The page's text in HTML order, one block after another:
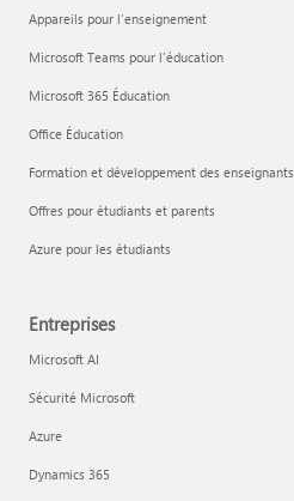
Appareils pour l’enseignement
Microsoft Teams pour l’éducation
Microsoft 365 Éducation
Office Éducation
Formation et développement des enseignants
Offres pour étudiants et parents
Azure pour les étudiants
Entreprises
Microsoft AI
Sécurité Microsoft
Azure
Dynamics 365